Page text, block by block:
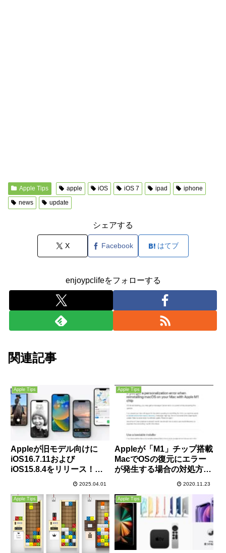
Apple Tips apple iOS iOS 7 ipad
iphone
news
update
シェアする
X Facebook はてブ
enjoypclifeをフォローする
関連記事
Apple Tips
Appleが旧モデル向けに
iOS16.7.11および
iOS15.8.4をリリース！全
ので早急に適用を！
2025.04.01
Apple Tips
Appleが「M1」チップ搭載
MacでOSの復元にエラー
が発生する場合の対処方法
2020.11.23
Apple Tips Apple Tips